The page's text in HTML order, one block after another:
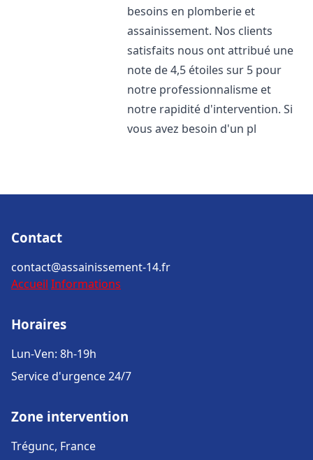
besoins en plomberie et
assainissement. Nos clients
satisfaits nous ont attribué une
note de 4,5 étoiles sur 5 pour
notre professionnalisme et
notre rapidité d'intervention. Si
vous avez besoin d'un pl
Contact
contact@assainissement-14.fr
Accueil Informations
Horaires
Lun-Ven: 8h-19h
Service d'urgence 24/7
Zone intervention
Trégunc, France